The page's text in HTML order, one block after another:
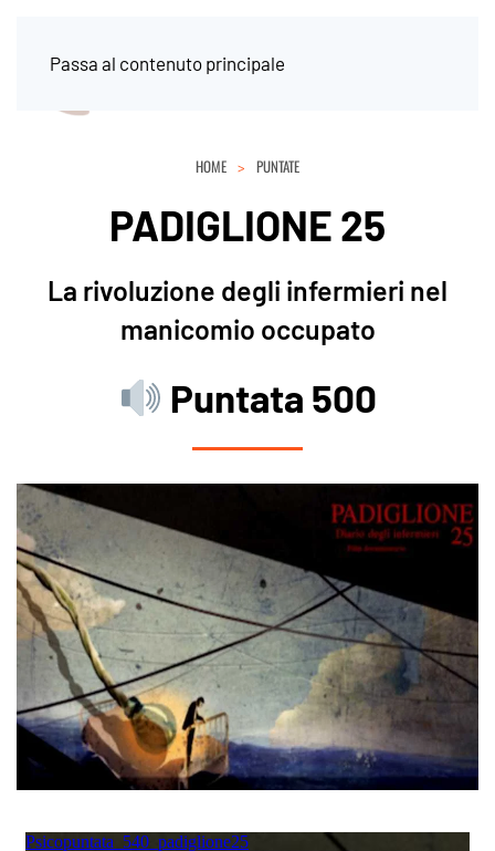
Passa al contenuto principale
HOME PUNTATE
PADIGLIONE 25
La rivoluzione degli infermieri nel
manicomio occupato
Puntata 500